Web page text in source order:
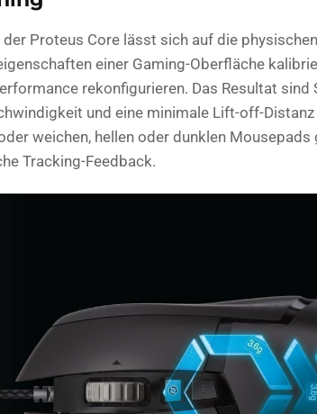
der Proteus Core lässt sich auf die
einer Gaming-Oberfläche
rekonfigurieren. Das Resultat sind
und eine minimale Lift-off-
weichen, hellen oder dunklen
Tracking-Feedback.